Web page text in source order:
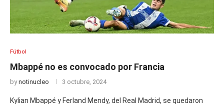
Fútbol
Mbappé no es convocado por Francia
bynotinucleo 3 octubre, 2024
Kylian Mbappé y Ferland Mendy, del Real Madrid, se quedaron